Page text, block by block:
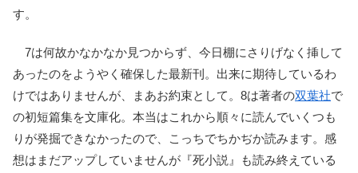
す。
7は何故かなかなか見つからず、今日棚にさりげなく挿して
あったのをようやく確保した最新刊。出来に期待しているわ
けではありませんが、まあお約束として。8は著者の双葉社で
の初短篇集を文庫化。本当はこれから順々に読んでいくつも
りが発掘できなかったので、こっちでちかぢか読みます。感
想はまだアップしていませんが『死小説』も読み終えている